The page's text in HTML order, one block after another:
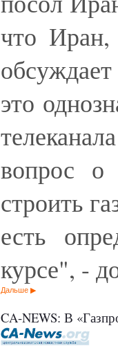
что Иран,
это
вопрос о
строить
есть
курсе", -
Дальше
CA-NEWS: В